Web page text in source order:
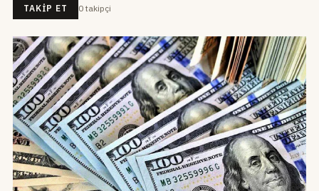
TAKIP ET 0takipçi